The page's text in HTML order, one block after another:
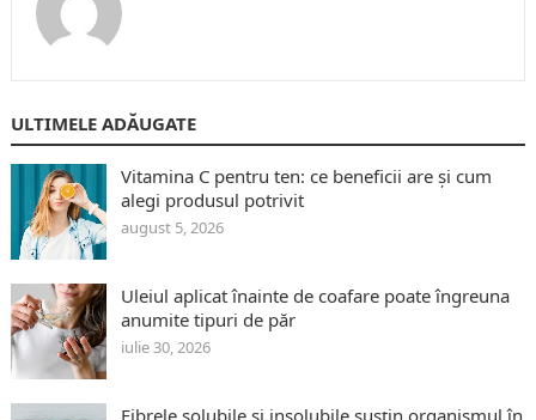
ULTIMELE ADĂUGATE
Vitamina C pentru ten: ce beneficii are și cum
alegi produsul potrivit
august 5, 2026
Uleiul aplicat înainte de coafare poate îngreuna
anumite tipuri de păr
iulie 30, 2026
Fibrele solubile și insolubile susțin organismul în